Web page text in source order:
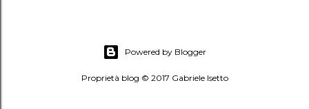
Powered by Blogger
Proprietà blog © 2017 Gabriele Isetto